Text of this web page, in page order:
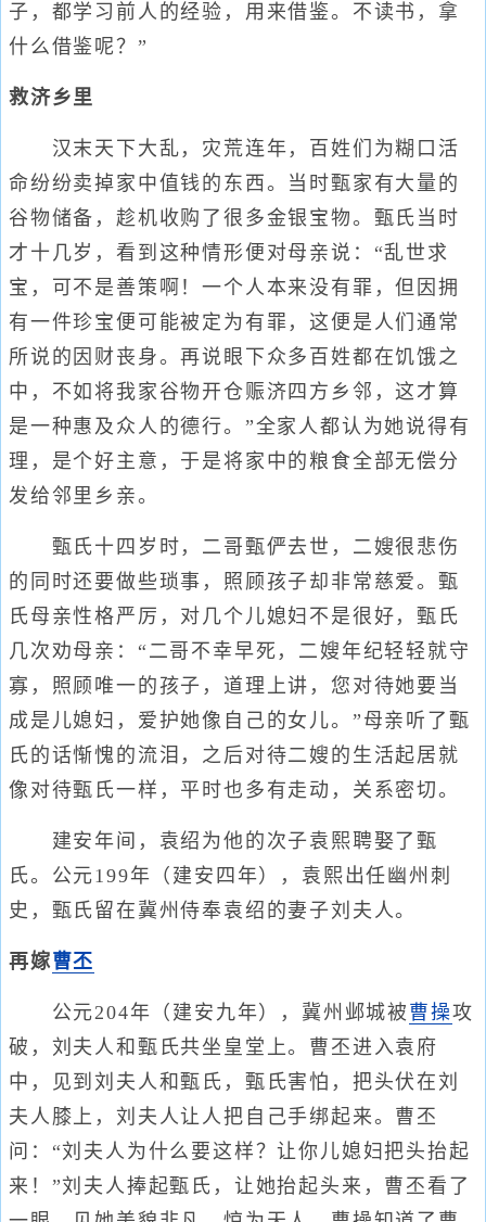
子，都学习前人的经验，用来借鉴。不读书，拿
什么借鉴呢？”
救济乡里
汉末天下大乱，灾荒连年，百姓们为糊口活
命纷纷卖掉家中值钱的东西。当时甄家有大量的
谷物储备，趁机收购了很多金银宝物。甄氏当时
才十几岁，看到这种情形便对母亲说：“乱世求
宝，可不是善策啊！一个人本来没有罪，但因拥
有一件珍宝便可能被定为有罪，这便是人们通常
所说的因财丧身。再说眼下众多百姓都在饥饿之
中，不如将我家谷物开仓赈济四方乡邻，这才算
是一种惠及众人的德行。”全家人都认为她说得有
理，是个好主意，于是将家中的粮食全部无偿分
发给邻里乡亲。
甄氏十四岁时，二哥甄俨去世，二嫂很悲伤
的同时还要做些琐事，照顾孩子却非常慈爱。甄
氏母亲性格严厉，对几个儿媳妇不是很好，甄氏
几次劝母亲：“二哥不幸早死，二嫂年纪轻轻就守
寡，照顾唯一的孩子，道理上讲，您对待她要当
成是儿媳妇，爱护她像自己的女儿。”母亲听了甄
氏的话惭愧的流泪，之后对待二嫂的生活起居就
像对待甄氏一样，平时也多有走动，关系密切。
建安年间，袁绍为他的次子袁熙聘娶了甄
氏。公元199年（建安四年），袁熙出任幽州刺
史，甄氏留在冀州侍奉袁绍的妻子刘夫人。
再嫁曹丕
公元204年（建安九年），冀州邺城被 曹操攻
破，刘夫人和甄氏共坐皇堂上。曹丕进入袁府
中，见到刘夫人和甄氏，甄氏害怕，把头伏在刘
夫人膝上，刘夫人让人把自己手绑起来。曹丕
问：“刘夫人为什么要这样？让你儿媳妇把头抬起
来！”刘夫人捧起甄氏，让她抬起头来，曹丕看了